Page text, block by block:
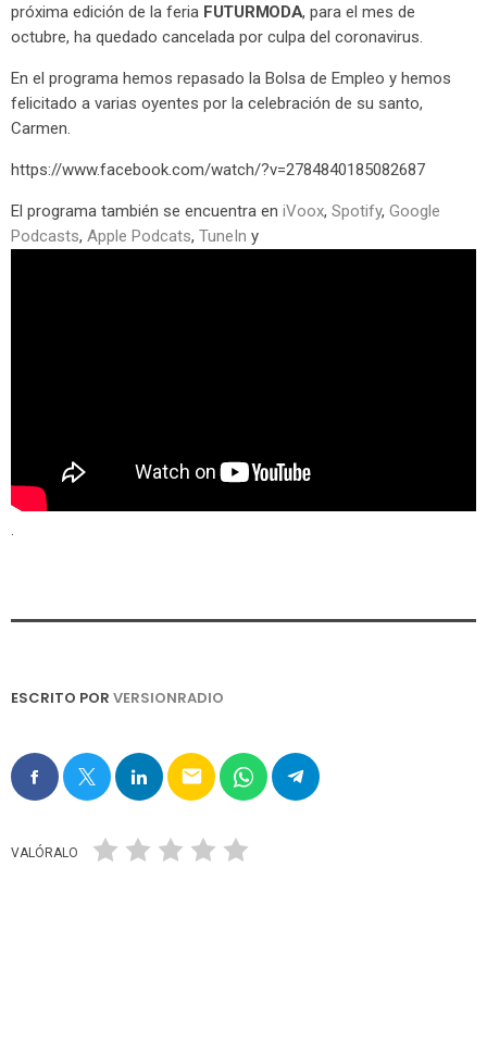
próxima edición de la feria FUTURMODA, para el mes de
octubre, ha quedado cancelada por culpa del coronavirus.
En el programa hemos repasado la Bolsa de Empleo y hemos
felicitado a varias oyentes por la celebración de su santo,
Carmen.
https://www.facebook.com/watch/?v=2784840185082687
El programa también se encuentra en iVoox, Spotify, Google
Podcasts, Apple Podcats, TuneIn y
.
ESCRITO POR VERSIONRADIO
email
VALÓRALO